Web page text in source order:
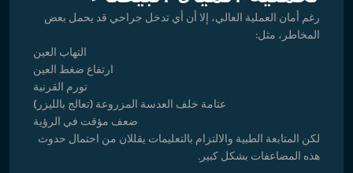
رغم أمان العملية العالي، إلا أن أي تدخل جراحي قد يحمل بعض
المخاطر، مثل:
التهاب العين
ارتفاع ضغط العين
تورم القرنية
عتامة خلف العدسة المزروعة (تعالج بالليزر)
ضعف مؤقت في الرؤية
لكن المتابعة الطبية والالتزام بالتعليمات يقللان من احتمال حدوث
هذه المضاعفات بشكل كبير.